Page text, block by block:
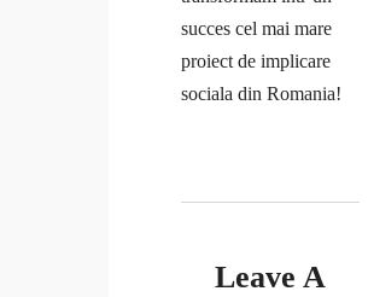
succes cel mai mare
proiect de implicare
sociala din Romania!
Leave A